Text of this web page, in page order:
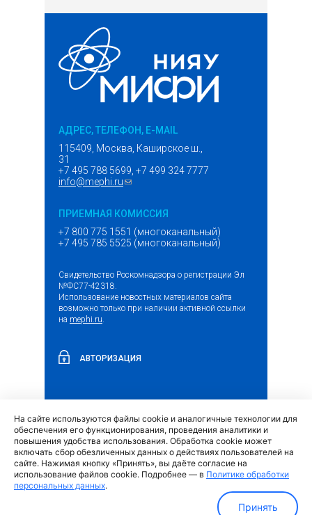
АДРЕС, ТЕЛЕФОН, E-MAIL
115409, Москва, Каширское ш.,
31
+7 495 788 5699, +7 499 324 7777
info@mephi.ru(ссылка для отправки email)
ПРИЕМНАЯ КОМИССИЯ
+7 800 775 1551 (многоканальный)
+7 495 785 5525 (многоканальный)
Свидетельство Роскомнадзора о регистрации Эл
№ФС77-42318.
Использование новостных материалов сайта
возможно только при наличии активной ссылки
на mephi.ru.
АВТОРИЗАЦИЯ
Обращение граждан и организаций (внешняя
ссылка)
Политика обработки персональных данных
На сайте используются файлы cookie и аналогичные технологии для
обеспечения его функционирования, проведения аналитики и
повышения удобства использования. Обработка cookie может
включать сбор обезличенных данных о действиях пользователей на
сайте. Нажимая кнопку «Принять», вы даёте согласие на
использование файлов cookie. Подробнее — в Политике обработки
персональных данных.
Принять